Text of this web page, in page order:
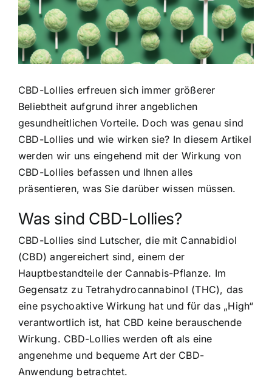
CBD-Lollies erfreuen sich immer größerer
Beliebtheit aufgrund ihrer angeblichen
gesundheitlichen Vorteile. Doch was genau sind
CBD-Lollies und wie wirken sie? In diesem Artikel
werden wir uns eingehend mit der Wirkung von
CBD-Lollies befassen und Ihnen alles
präsentieren, was Sie darüber wissen müssen.
Was sind CBD-Lollies?
CBD-Lollies sind Lutscher, die mit Cannabidiol
(CBD) angereichert sind, einem der
Hauptbestandteile der Cannabis-Pflanze. Im
Gegensatz zu Tetrahydrocannabinol (THC), das
eine psychoaktive Wirkung hat und für das „High“
verantwortlich ist, hat CBD keine berauschende
Wirkung. CBD-Lollies werden oft als eine
angenehme und bequeme Art der CBD-
Anwendung betrachtet.